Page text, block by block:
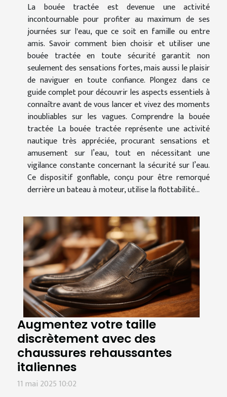
La bouée tractée est devenue une activité
incontournable pour profiter au maximum de ses
journées sur l'eau, que ce soit en famille ou entre
amis. Savoir comment bien choisir et utiliser une
bouée tractée en toute sécurité garantit non
seulement des sensations fortes, mais aussi le plaisir
de naviguer en toute confiance. Plongez dans ce
guide complet pour découvrir les aspects essentiels à
connaître avant de vous lancer et vivez des moments
inoubliables sur les vagues. Comprendre la bouée
tractée La bouée tractée représente une activité
nautique très appréciée, procurant sensations et
amusement sur l’eau, tout en nécessitant une
vigilance constante concernant la sécurité sur l’eau.
Ce dispositif gonflable, conçu pour être remorqué
derrière un bateau à moteur, utilise la flottabilité...
Augmentez votre taille
discrètement avec des
chaussures rehaussantes
italiennes
11 mai 2025 10:02